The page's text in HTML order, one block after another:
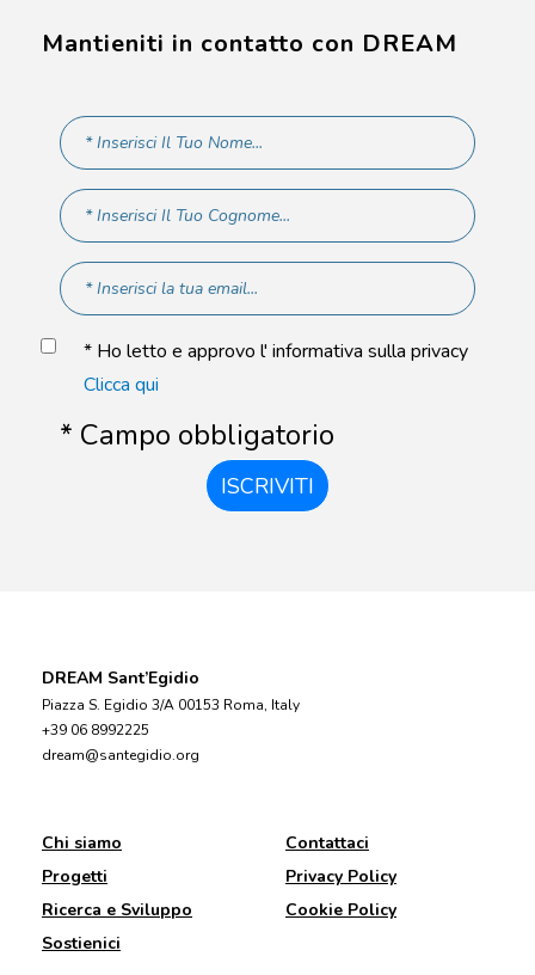
Mantieniti in contatto con DREAM
* Ho letto e approvo l' informativa sulla privacy
Clicca qui
* Campo obbligatorio
ISCRIVITI
DREAM Sant’Egidio
Piazza S. Egidio 3/A 00153 Roma, Italy
+39 06 8992225
dream@santegidio.org
Chi siamo
Progetti
Ricerca e Sviluppo
Sostienici
Contattaci
Privacy Policy
Cookie Policy